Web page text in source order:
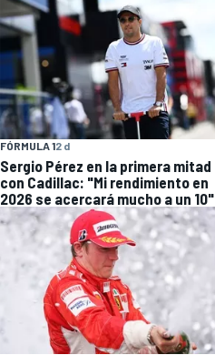
FÓRMULA 12 d
Sergio Pérez en la primera mitad
con Cadillac: "Mi rendimiento en
2026 se acercará mucho a un 10"